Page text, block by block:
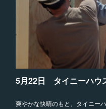
5月22日 タイニーハウ
爽やかな快晴のもと、タイニー